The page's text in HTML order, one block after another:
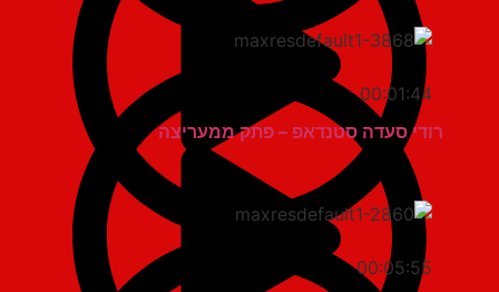
00:01:44
רודי סעדה סטנדאפ – פתק ממעריצה
00:05:55